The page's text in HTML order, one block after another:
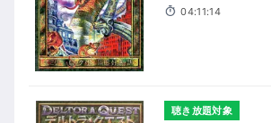
青木崇
04:11:14
聴き放題対象